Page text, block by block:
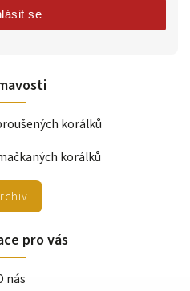
korálků
korálků
se
pro vás
nás